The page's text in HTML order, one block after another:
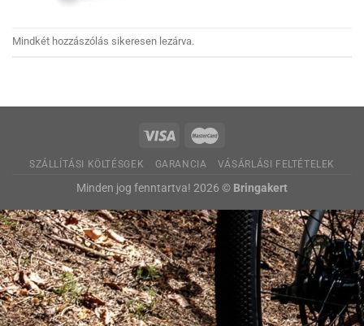
Mindkét hozzászólás sikeresen lezárva.
SZÁLLÍTÁSI KÖLTÉSGEK GARANCIA VÁSÁRLÁSI FELTÉTELEK
Minden jog fenntartva! 2026 © Bringakert